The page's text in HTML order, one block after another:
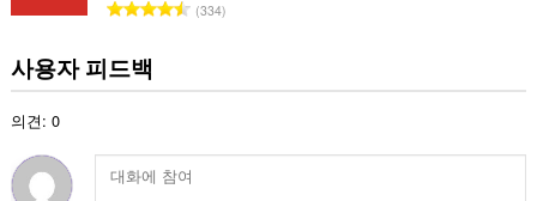
총334
사용자 피드백
의견: 0